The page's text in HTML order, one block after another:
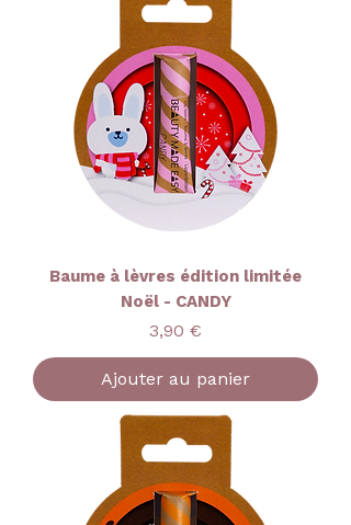
Baume à lèvres édition limitée
Noël - CANDY
Prix
3,90 €
Ajouter au panier